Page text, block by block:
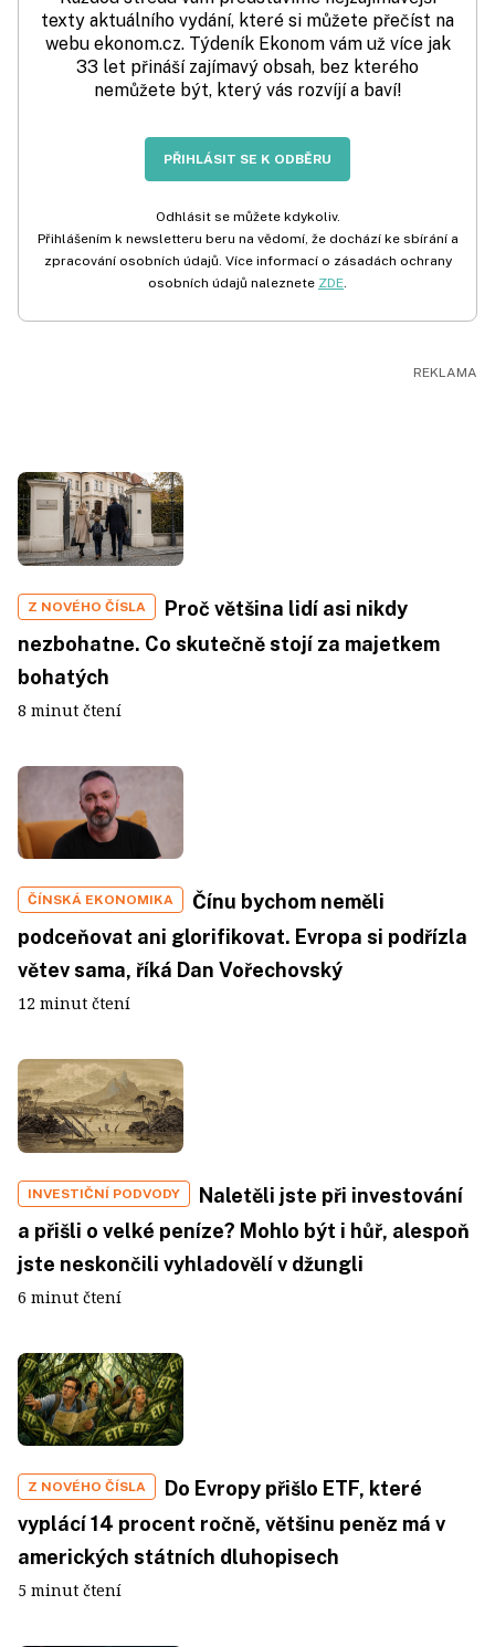
texty aktuálního vydání, které si můžete přečíst na
webu ekonom.cz. Týdeník Ekonom vám už více jak
33 let přináší zajímavý obsah, bez kterého
nemůžete být, který vás rozvíjí a baví!
PŘIHLÁSIT SE K ODBĚRU
Odhlásit se můžete kdykoliv.
Přihlášením k newsletteru beru na vědomí, že dochází ke sbírání a
zpracování osobních údajů. Více informací o zásadách ochrany
osobních údajů naleznete ZDE.
Z NOVÉHO ČÍSLA
Proč většina lidí asi nikdy
nezbohatne. Co skutečně stojí za majetkem
bohatých
8 minut čtení
ČÍNSKÁ EKONOMIKA
Čínu bychom neměli
podceňovat ani glorifikovat. Evropa si podřízla
větev sama, říká Dan Vořechovský
12 minut čtení
INVESTIČNÍ PODVODY
Naletěli jste při investování
a přišli o velké peníze? Mohlo být i hůř, alespoň
jste neskončili vyhladovělí v džungli
6 minut čtení
Z NOVÉHO ČÍSLA
Do Evropy přišlo ETF, které
vyplácí 14 procent ročně, většinu peněz má v
amerických státních dluhopisech
5 minut čtení